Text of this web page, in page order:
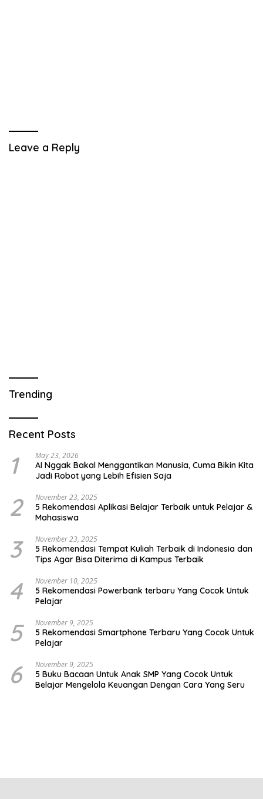
Leave a Reply
Trending
Recent Posts
1 May 23, 2026
AI Nggak Bakal Menggantikan Manusia, Cuma Bikin Kita
Jadi Robot yang Lebih Efisien Saja
2 November 23, 2025
5 Rekomendasi Aplikasi Belajar Terbaik untuk Pelajar &
Mahasiswa
3 November 23, 2025
5 Rekomendasi Tempat Kuliah Terbaik di Indonesia dan
Tips Agar Bisa Diterima di Kampus Terbaik
4 November 10, 2025
5 Rekomendasi Powerbank terbaru Yang Cocok Untuk
Pelajar
5 November 9, 2025
5 Rekomendasi Smartphone Terbaru Yang Cocok Untuk
Pelajar
6 November 9, 2025
5 Buku Bacaan Untuk Anak SMP Yang Cocok Untuk
Belajar Mengelola Keuangan Dengan Cara Yang Seru